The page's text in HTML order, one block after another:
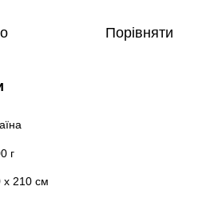
Порівняти
г
х 210 см